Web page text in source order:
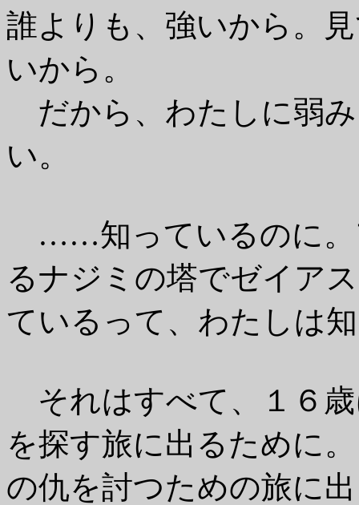
誰よりも、強いから。
いから。
だから、わたしに弱
い。
……知っているのに。
るナジミの塔でゼイア
ているって、わたしは
それはすべて、１６
を探す旅に出るために
の仇を討つための旅に